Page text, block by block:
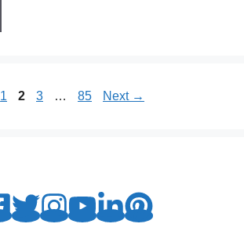
Page
1 Page
2 Page
3 … Page
85 Next →